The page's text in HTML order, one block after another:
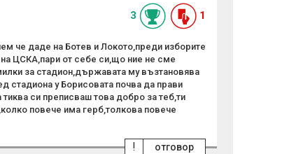
3 1
че даде на Ботев и Локото,преди изборите
ЦСКА,пари от себе си,що ние не сме
за стадион,държавата му възтановява
стадиона у Борисовата почва да прави
тиква си преписваш това добро за теб,ти
повече има герб,толкова повече
отговор
!